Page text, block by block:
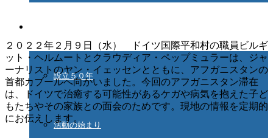
設立５０年
活動の始まり
２０２２年２月９日（水） ドイツ国際平和村の職員ビルギ
ット・ヘルムートとクラウディア・ペップミュラーは、ジャ
ーナリストのヤン・イェッセンとともに、アフガニスタンの
首都カブールへ向かいました。今回のアフガニスタン滞在
は、ドイツで治癒する可能性があるケガや病気を抱えた子ど
もたちやその家族との面会のためです。現地の情報を定期的
にお伝えします。